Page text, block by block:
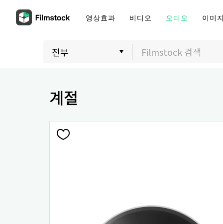
영상효과 비디오 오디오 이미
계절